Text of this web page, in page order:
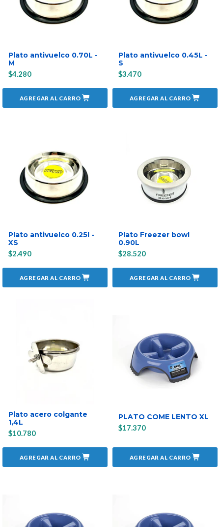
Plato antivuelco 0.70L -
M
$4.280
AGREGAR AL CARRO
Plato antivuelco 0.45L -
S
$3.470
AGREGAR AL CARRO
Plato antivuelco 0.25l -
XS
$2.490
AGREGAR AL CARRO
Plato Freezer bowl
0.90L
$28.520
AGREGAR AL CARRO
Plato acero colgante
1,4L
$10.780
AGREGAR AL CARRO
PLATO COME LENTO XL
$17.370
AGREGAR AL CARRO